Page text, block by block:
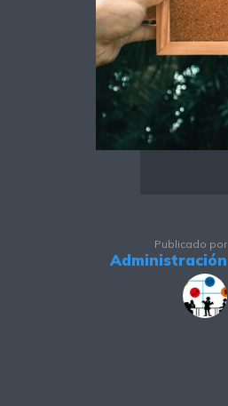
Publicado por
Administración